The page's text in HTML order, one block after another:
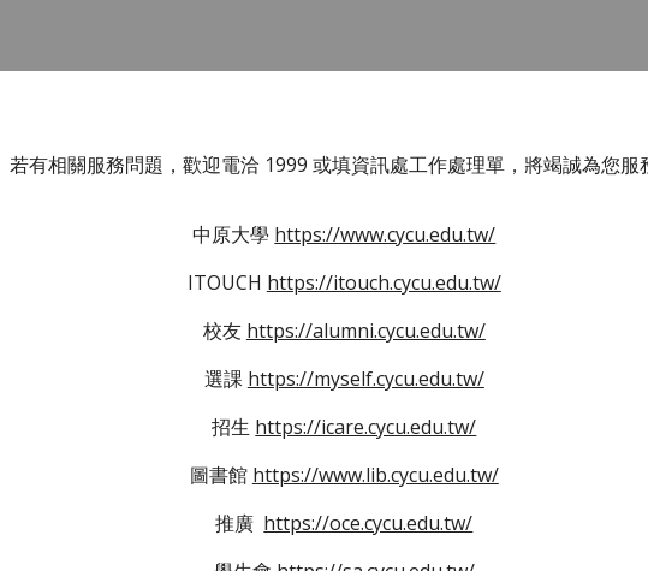
若有相關服務問題，歡迎電洽 1999 或填資訊處工作處理單，將竭誠為您服
中原大學 https://www.cycu.edu.tw/
ITOUCH https://itouch.cycu.edu.tw/
校友 https://alumni.cycu.edu.tw/
選課 https://myself.cycu.edu.tw/
招生 https://icare.cycu.edu.tw/
圖書館 https://www.lib.cycu.edu.tw/
推廣 https://oce.cycu.edu.tw/